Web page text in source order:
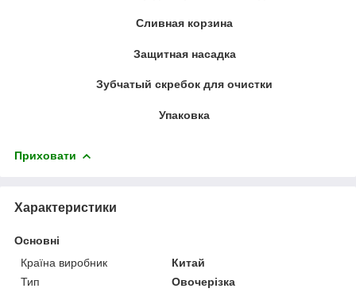
Сливная корзина
Защитная насадка
Зубчатый скребок для очистки
Упаковка
Приховати
Характеристики
Основні
Країна виробник
Китай
Тип
Овочерізка